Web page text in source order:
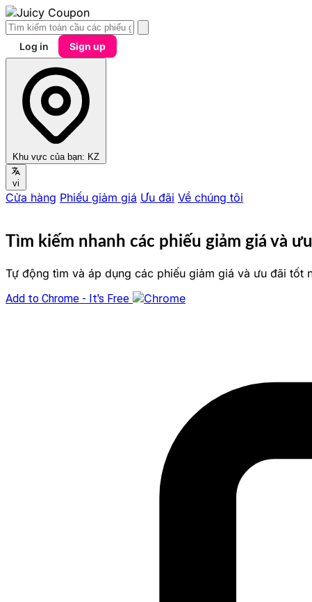
Log in Sign up
Khu vực của bạn: KZ
vi
Cửa hàng Phiếu giảm giá Ưu đãi Về chúng tôi
Tìm kiếm nhanh các phiếu giảm giá và
Tự động tìm và áp dụng các phiếu giảm giá và ưu đãi tốt
Add to Chrome - It's Free